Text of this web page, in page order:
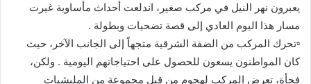
يعبرون نهر النيل في مركب صغير، اندلعت أحداث مأساوية غيرت
مسار هذا اليوم العادي إلى قصة تضحيات وبطولة .
▫️تحرك المركب من الضفة الشرقية متجهاً إلى الجانب الآخر، حيث
كان المواطنون يسعون للحصول على احتياجاتهم اليومية . ولكن،
فجأة، تعرض المركب لهجوم من قبل مجموعة من المليشيات